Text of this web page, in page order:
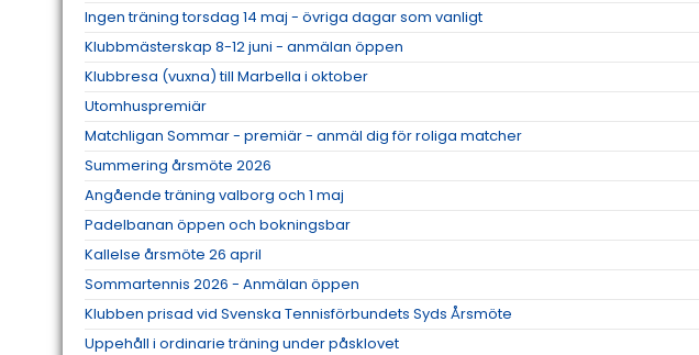
Ingen träning torsdag 14 maj - övriga dagar som vanligt
Klubbmästerskap 8-12 juni - anmälan öppen
Klubbresa (vuxna) till Marbella i oktober
Utomhuspremiär
Matchligan Sommar - premiär - anmäl dig för roliga matcher
Summering årsmöte 2026
Angående träning valborg och 1 maj
Padelbanan öppen och bokningsbar
Kallelse årsmöte 26 april
Sommartennis 2026 - Anmälan öppen
Klubben prisad vid Svenska Tennisförbundets Syds Årsmöte
Uppehåll i ordinarie träning under påsklovet